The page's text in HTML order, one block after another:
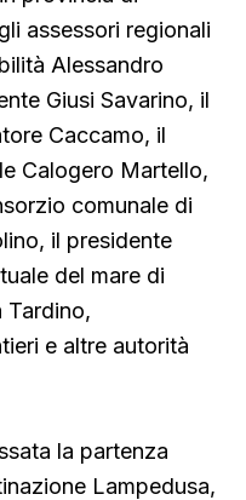
assessori regionali
Alessandro
Giusi Savarino, il
Caccamo, il
Calogero Martello,
comunale di
il presidente
del mare di
Tardino,
e altre autorità
la partenza
Lampedusa,